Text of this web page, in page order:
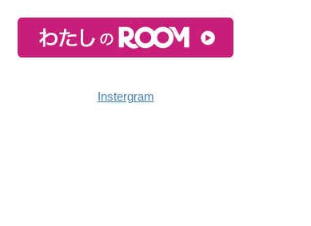
Instergram